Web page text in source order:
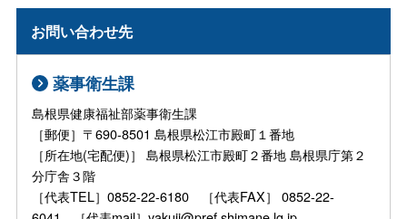
お問い合わせ先
薬事衛生課
島根県健康福祉部薬事衛生課
［郵便］〒690-8501 島根県松江市殿町１番地
［所在地(宅配便)］ 島根県松江市殿町２番地 島根県庁第２
分庁舎３階
［代表TEL］0852-22-6180 ［代表FAX］ 0852-22-